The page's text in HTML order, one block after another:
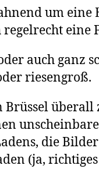
um eine
eine
auch ganz
riesengroß.
Brüssel überall
die
(ja,